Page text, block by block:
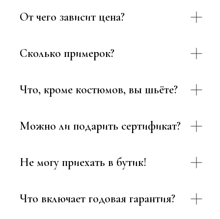
От чего зависит цена?
Сколько примерок?
Что, кроме костюмов, вы шьёте?
Можно ли подарить сертификат?
Не могу приехать в бутик!
Что включает годовая гарантия?